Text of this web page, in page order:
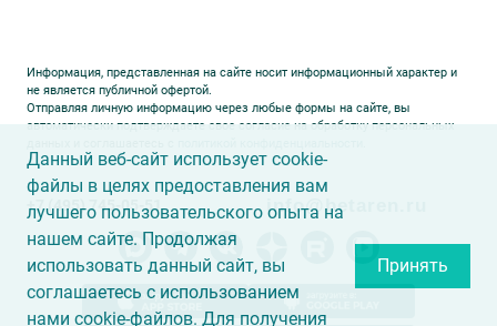
массивный поникающий колос и высокая
озернённость – до50–80
30у традиционных сортов. Именно такая
архитектура растения позволяет эффективно
использовать высокий агрофон и формировать
урожай, недостижимый для прежних селекционных
образцов.
Информация, представленная на сайте носит информационный характер и
не является публичной офертой.
Отправляя личную информацию через любые формы на сайте, вы
автоматически подтверждаете свое согласие на обработку персональных
+7 (495) 745-05-51 info@betaren.ru
Данный веб-сайт использует cookie-
файлы в целях предоставления вам
лучшего пользовательского опыта на
нашем сайте. Продолжая
использовать данный сайт, вы
соглашаетесь с использованием
нами cookie-файлов. Для получения
Принять